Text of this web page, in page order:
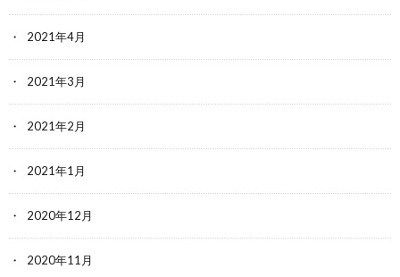
2021年4月
2021年3月
2021年2月
2021年1月
2020年12月
2020年11月